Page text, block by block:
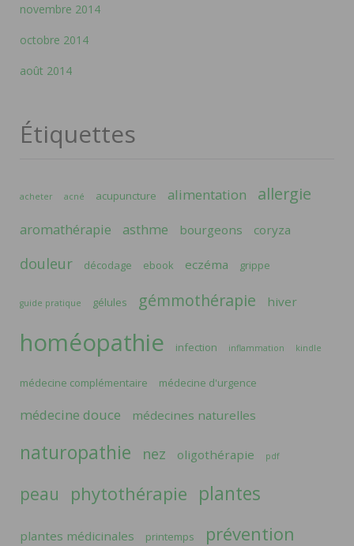
novembre 2014
octobre 2014
août 2014
Étiquettes
acheter acné acupuncture alimentation allergie
aromathérapie asthme bourgeons coryza
douleur décodage ebook eczéma grippe
guide pratique gélules gémmothérapie hiver
homéopathie infection inflammation kindle
médecine complémentaire médecine d'urgence
médecine douce médecines naturelles
naturopathie nez oligothérapie pdf
peau phytothérapie plantes
plantes médicinales printemps prévention